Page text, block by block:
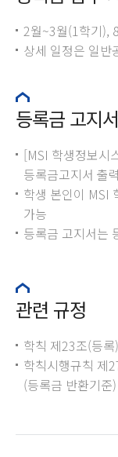
2월~3월(1학기),
상세 일정은 일반
등록금 고지
[MSI 학생정보시
등록금고지서 출력
학생 본인이 MSI
가능
등록금 고지서는
관련 규정
학칙 제23조(등
학칙시행규칙 제
(등록금 반환기준)